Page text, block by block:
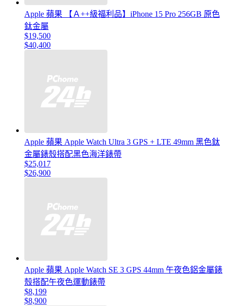
Apple 蘋果 【Ａ++級福利品】iPhone 15 Pro 256GB 原色
鈦金屬
$19,500
$40,400
Apple 蘋果 Apple Watch Ultra 3 GPS + LTE 49mm 黑色鈦
金屬錶殼搭配黑色海洋錶帶
$25,017
$26,900
Apple 蘋果 Apple Watch SE 3 GPS 44mm 午夜色鋁金屬錶
殼搭配午夜色運動錶帶
$8,199
$8,900